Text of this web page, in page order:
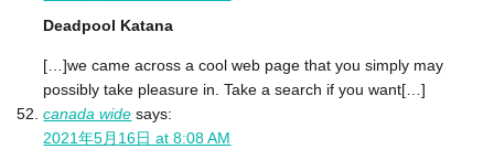
Deadpool Katana
[…]we came across a cool web page that you simply may
possibly take pleasure in. Take a search if you want[…]
canada wide says:
2021年5月16日 at 8:08 AM